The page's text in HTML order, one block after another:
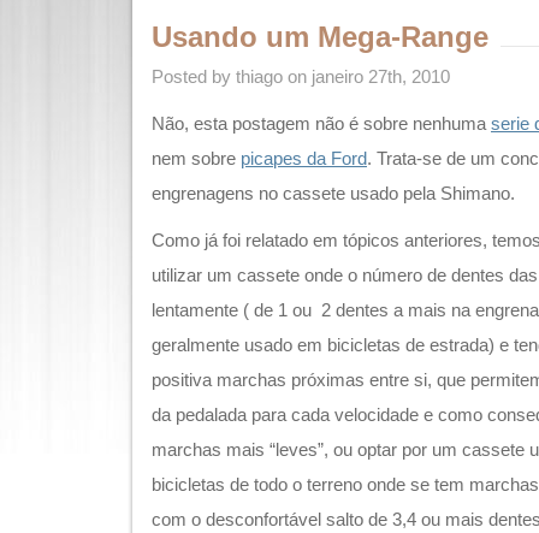
Usando um Mega-Range
Posted by thiago on janeiro 27th, 2010
Não, esta postagem não é sobre nenhuma serie
nem sobre picapes da Ford. Trata-se de um
engrenagens no cassete usado pela Shimano.
Como já foi relatado em tópicos anteriores,
utilizar um cassete onde o número de dentes
lentamente ( de 1 ou 2 dentes a mais na
geralmente usado em bicicletas de estrada) e
positiva marchas próximas entre si, que
da pedalada para cada velocidade e como
marchas mais “leves”, ou optar por um cassete
bicicletas de todo o terreno onde se tem
com o desconfortável salto de 3,4 ou mais